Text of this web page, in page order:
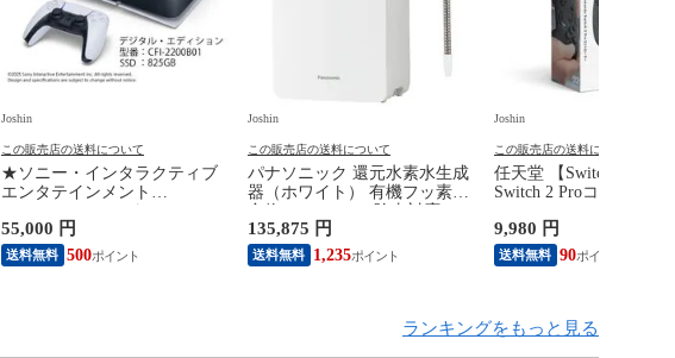
Joshin
この販売店の送料について
★ソニー・インタラクティブ
エンタテインメント
ィション 日本語専用 Console
Language: Japanese only（CFI-
2200B01） 【返品種別B】
55,000 円
送料無料 500
Joshin
この販売店の送料について
パナソニック 還元水素水生成
器（ホワイト） 有機フッ素化
Panasonic TK-HS71-W 【返品
種別A】
135,875 円
送料無料 1,235
Joshin
この販売店の送料について
任天堂 【Switch2】
Switch 2 Proコントロー
トローラー 【返品種別
9,980 円
送料無料 90
ランキングをもっと見る